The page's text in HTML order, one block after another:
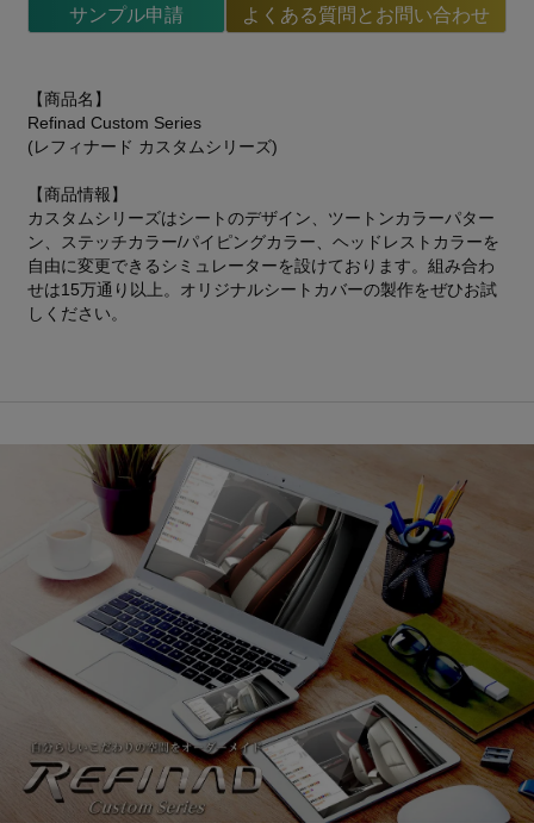
サンプル申請 よくある質問とお問い合わせ
【商品名】
Refinad Custom Series
(レフィナード カスタムシリーズ)
【商品情報】
カスタムシリーズはシートのデザイン、ツートンカラーパター
ン、ステッチカラー/パイピングカラー、ヘッドレストカラーを
自由に変更できるシミュレーターを設けております。組み合わ
せは15万通り以上。オリジナルシートカバーの製作をぜひお試
しください。